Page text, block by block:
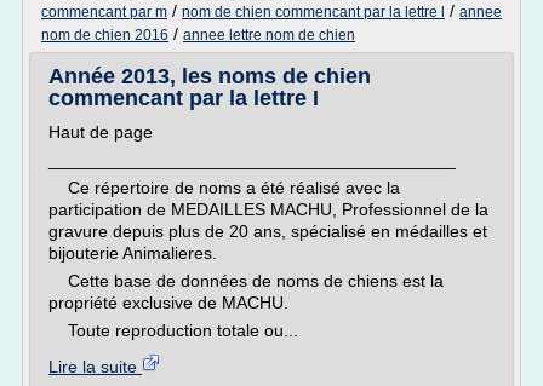
commencant par m / nom de chien commencant par la lettre l / annee
nom de chien 2016 / annee lettre nom de chien
Année 2013, les noms de chien
commencant par la lettre I
Haut de page
Ce répertoire de noms a été réalisé avec la
participation de MEDAILLES MACHU, Professionnel de la
gravure depuis plus de 20 ans, spécialisé en médailles et
bijouterie Animalieres.
Cette base de données de noms de chiens est la
propriété exclusive de MACHU.
Toute reproduction totale ou...
Lire la suite